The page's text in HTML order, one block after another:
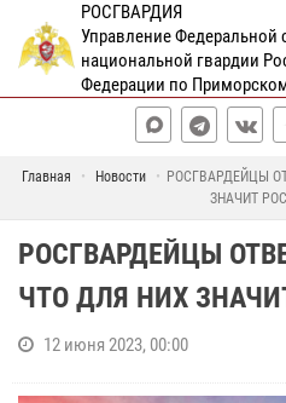
РОСГВАРДИЯ
Управление Федеральной
национальной гвардии
Федерации по
Главная Новости
РОСГВАРДЕЙЦЫ
ЗНАЧИТ
РОСГВАРДЕЙЦЫ
ЧТО ДЛЯ НИХ
12 июня 2023, 00:00